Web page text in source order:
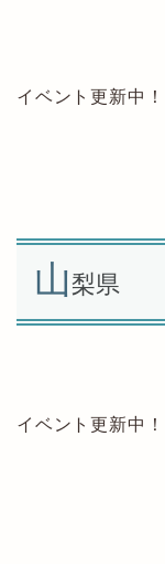
イベント更新中！
山梨県
イベント更新中！